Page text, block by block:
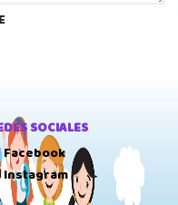
SOCIALES
Facebook
Instagram